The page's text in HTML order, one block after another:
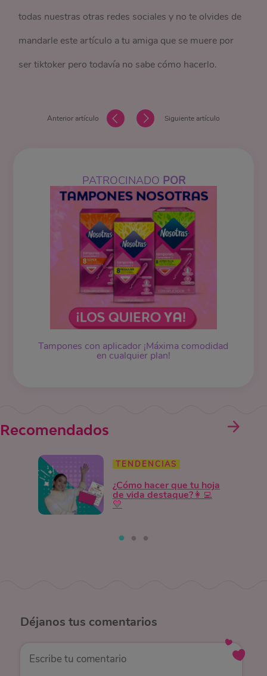
todas nuestras otras redes sociales y no te olvides de
mandarle este artículo a tu amiga que se muere por
ser tiktoker pero todavía no sabe cómo hacerlo.
Anterior artículo Siguiente artículo
PATROCINADO POR
Tampones con aplicador ¡Máxima comodidad
en cualquier plan!
Recomendados
TENDENCIAS
¿Cómo hacer que tu hoja
de vida destaque?👩‍💻
💛
Déjanos tus comentarios